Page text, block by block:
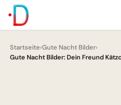
Startseite›Gute Nacht Bilder›
Gute Nacht Bilder: Dein Freund